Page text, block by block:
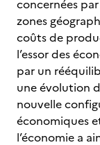
concernées
zones
coûts de
l’essor des
par un
une évolution
nouvelle
économiques
l’économie a